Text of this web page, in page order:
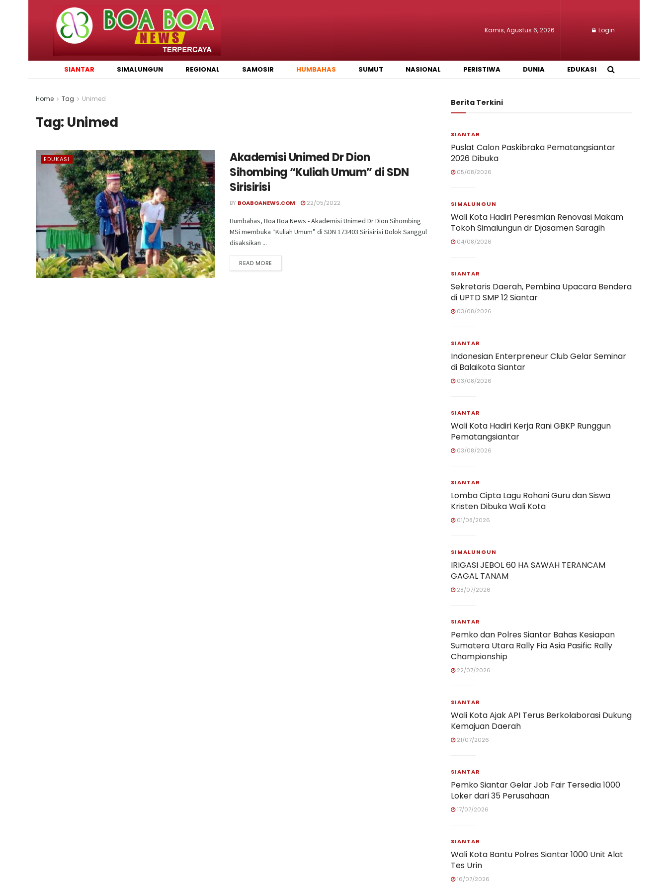
Kamis, Agustus 6, 2026 Login
SIANTAR SIMALUNGUN REGIONAL SAMOSIR HUMBAHAS SUMUT NASIONAL PERISTIWA DUNIA EDUKASI
Home Tag Unimed
Tag: Unimed
EDUKASI
Akademisi Unimed Dr Dion
Sihombing “Kuliah Umum” di SDN
Sirisirisi
BY BOABOANEWS.COM 22/05/2022
Humbahas, Boa Boa News - Akademisi Unimed Dr Dion Sihombing
MSi membuka “Kuliah Umum” di SDN 173403 Sirisirisi Dolok Sanggul
disaksikan ...
READ MORE
Berita Terkini
SIANTAR
Puslat Calon Paskibraka Pematangsiantar
2026 Dibuka
05/08/2026
SIMALUNGUN
Wali Kota Hadiri Peresmian Renovasi Makam
Tokoh Simalungun dr Djasamen Saragih
04/08/2026
SIANTAR
Sekretaris Daerah, Pembina Upacara Bendera
di UPTD SMP 12 Siantar
03/08/2026
SIANTAR
Indonesian Enterpreneur Club Gelar Seminar
di Balaikota Siantar
03/08/2026
SIANTAR
Wali Kota Hadiri Kerja Rani GBKP Runggun
Pematangsiantar
03/08/2026
SIANTAR
Lomba Cipta Lagu Rohani Guru dan Siswa
Kristen Dibuka Wali Kota
01/08/2026
SIMALUNGUN
IRIGASI JEBOL 60 HA SAWAH TERANCAM
GAGAL TANAM
28/07/2026
SIANTAR
Pemko dan Polres Siantar Bahas Kesiapan
Sumatera Utara Rally Fia Asia Pasific Rally
Championship
22/07/2026
SIANTAR
Wali Kota Ajak API Terus Berkolaborasi Dukung
Kemajuan Daerah
21/07/2026
SIANTAR
Pemko Siantar Gelar Job Fair Tersedia 1000
Loker dari 35 Perusahaan
17/07/2026
SIANTAR
Wali Kota Bantu Polres Siantar 1000 Unit Alat
Tes Urin
16/07/2026